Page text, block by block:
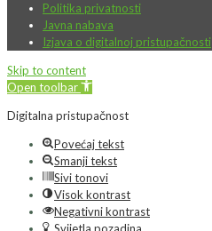
Politika privatnosti
Javna nabava
Izjava o digitalnoj pristupačnosti
Skip to content
Open toolbar
Digitalna pristupačnost
Povećaj tekst
Smanji tekst
Sivi tonovi
Visok kontrast
Negativni kontrast